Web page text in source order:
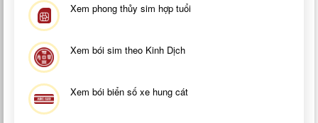
Xem phong thủy sim hợp tuổi
Xem bói sim theo Kinh Dịch
Xem bói biển số xe hung cát